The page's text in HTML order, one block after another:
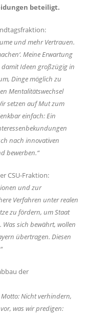
beteiligt.
und mehr Vertrauen.
Meine Erwartung
Ideen großzügig in
Dinge möglich zu
Mentalitätswechsel
setzen auf Mut zum
einfach: Ein
nach innovativen
bewerben.“
CSU-Fraktion:
und zur
Verfahren unter realen
zu fördern, um Staat
sich bewährt, wollen
übertragen. Diesen
der
Nicht verhindern,
was wir predigen: